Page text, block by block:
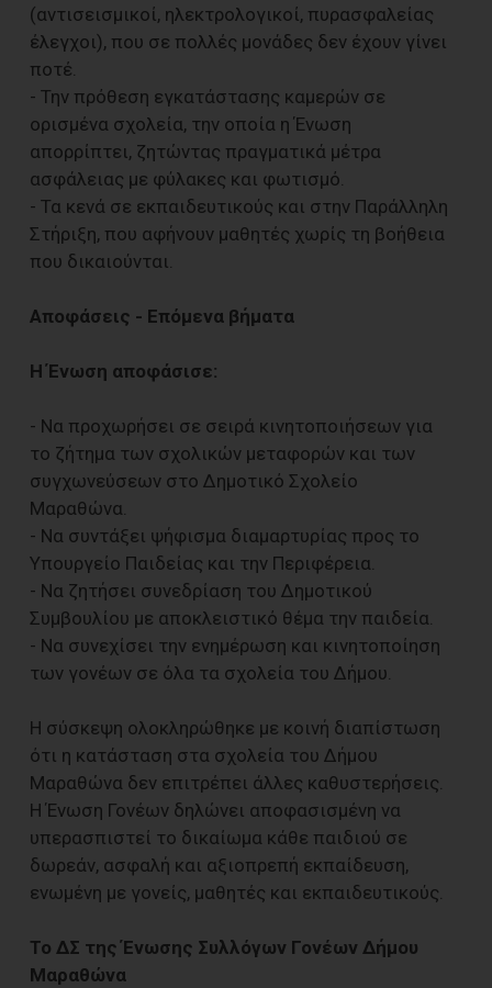
(αντισεισμικοί, ηλεκτρολογικοί, πυρασφαλείας
έλεγχοι), που σε πολλές μονάδες δεν έχουν γίνει
ποτέ.
- Την πρόθεση εγκατάστασης καμερών σε
ορισμένα σχολεία, την οποία η Ένωση
απορρίπτει, ζητώντας πραγματικά μέτρα
ασφάλειας με φύλακες και φωτισμό.
- Τα κενά σε εκπαιδευτικούς και στην Παράλληλη
Στήριξη, που αφήνουν μαθητές χωρίς τη βοήθεια
που δικαιούνται.
Αποφάσεις - Επόμενα βήματα
Η Ένωση αποφάσισε:
- Να προχωρήσει σε σειρά κινητοποιήσεων για
το ζήτημα των σχολικών μεταφορών και των
συγχωνεύσεων στο Δημοτικό Σχολείο
Μαραθώνα.
- Να συντάξει ψήφισμα διαμαρτυρίας προς το
Υπουργείο Παιδείας και την Περιφέρεια.
- Να ζητήσει συνεδρίαση του Δημοτικού
Συμβουλίου με αποκλειστικό θέμα την παιδεία.
- Να συνεχίσει την ενημέρωση και κινητοποίηση
των γονέων σε όλα τα σχολεία του Δήμου.
Η σύσκεψη ολοκληρώθηκε με κοινή διαπίστωση
ότι η κατάσταση στα σχολεία του Δήμου
Μαραθώνα δεν επιτρέπει άλλες καθυστερήσεις.
Η Ένωση Γονέων δηλώνει αποφασισμένη να
υπερασπιστεί το δικαίωμα κάθε παιδιού σε
δωρεάν, ασφαλή και αξιοπρεπή εκπαίδευση,
ενωμένη με γονείς, μαθητές και εκπαιδευτικούς.
Το ΔΣ της Ένωσης Συλλόγων Γονέων Δήμου
Μαραθώνα